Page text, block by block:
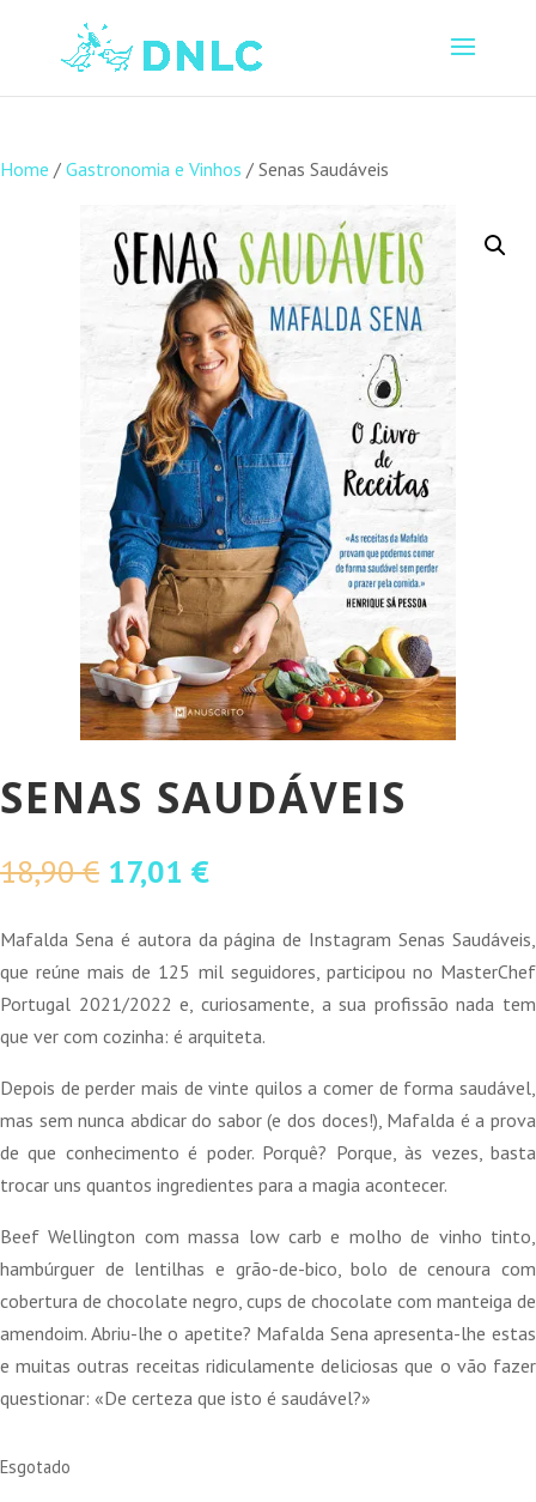
Home / Gastronomia e Vinhos / Senas Saudáveis
SENAS SAUDÁVEIS
18,90€ O
original
era:
18,90 €.
17,01 €O
atual
é:
17,01 €.
Mafalda Sena é autora da página de Instagram Senas Saudáveis,
que reúne mais de 125 mil seguidores, participou no MasterChef
Portugal 2021/2022 e, curiosamente, a sua profissão nada tem
que ver com cozinha: é arquiteta.
Depois de perder mais de vinte quilos a comer de forma saudável,
mas sem nunca abdicar do sabor (e dos doces!), Mafalda é a prova
de que conhecimento é poder. Porquê? Porque, às vezes, basta
trocar uns quantos ingredientes para a magia acontecer.
Beef Wellington com massa low carb e molho de vinho tinto,
hambúrguer de lentilhas e grão-de-bico, bolo de cenoura com
cobertura de chocolate negro, cups de chocolate com manteiga de
amendoim. Abriu-lhe o apetite? Mafalda Sena apresenta-lhe estas
e muitas outras receitas ridiculamente deliciosas que o vão fazer
questionar: «De certeza que isto é saudável?»
Esgotado